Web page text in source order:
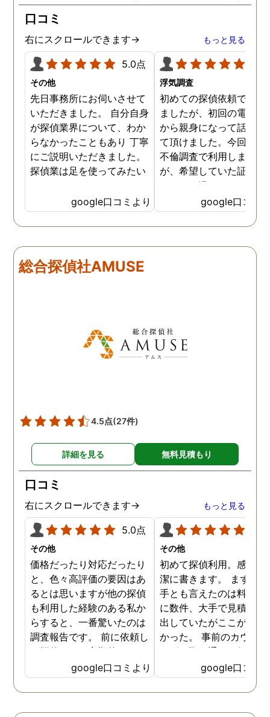
かげで夫と離婚ができそ
口コミ
右にスクロールできます→ もっと見る
5.0点
その他
先日事務所にお伺いさせて
いただきました。 自分自身
が探偵業界について、わか
らなかったこともあり 丁寧
にご説明いただきました。
探偵業は足を使ってみたい
SNSなどの知識も豊富で、
色んな視点から対応されて
います。 他の口コミにもあ
金が安く明確で親身になっ
て対応いただける探偵さん
google口コミより
浮気調査
初めての探偵依頼で緊張
ましたが、初回の電話相
から親身になって話を聞
て頂けました。今回、夫
不倫調査で利用しました
が、希望していた証拠を
っかりと撮ってもらうこ
が出来ました。調査中も
動きがある度に細かく報
してくださり、安心しま
読めない中、柔軟に対応
す。
google口コミ
総合探偵社AMUSE
4.5点(27件)
詳細を見る 無料見積もり
口コミ
右にスクロールできます→ もっと見る
5.0点
その他
価格だったり対応だったり
と、色々高評価の要因はあ
るとは思いますが他の探偵
も利用した経験のある私か
らすると、一番驚いたのは
調査報告です。 前に依頼し
た探偵では、定期的にまと
めて報告がくる為なかなか
実際の現状を把握するのが
難しかったですが、ここは
google口コミより
その他
初めて探偵利用。感想を
潔に書きます。 まず、
手とも言えたのは料金。
に数件、大手で見積もり
出していたがここが一番
かった。 事前のカウン
ングの際の通りの価格で
途中での追加料金なども
く安心してお任せできた
由のひとつ。 かと言っ
google口コミ